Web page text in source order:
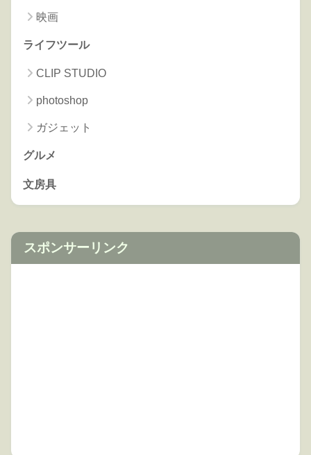
映画
ライフツール
CLIP STUDIO
photoshop
ガジェット
グルメ
文房具
スポンサーリンク